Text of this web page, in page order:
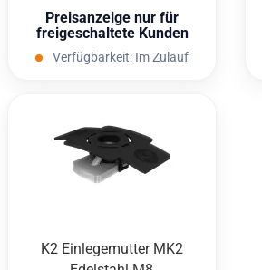
Preisanzeige nur für
freigeschaltete Kunden
Verfügbarkeit: Im Zulauf
K2 Ein­le­ge­mut­ter MK2